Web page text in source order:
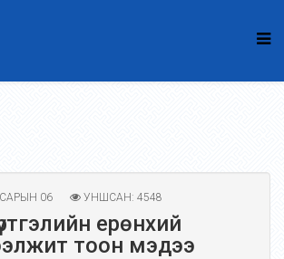
06 УНШСАН: 4548
ерөнхий
тоон мэдээ